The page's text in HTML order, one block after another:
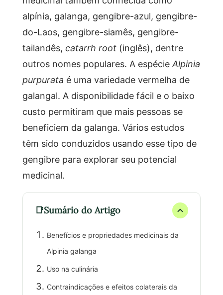
alpínia, galanga, gengibre-azul, gengibre-
do-Laos, gengibre-siamês, gengibre-
tailandês, catarrh root(inglês), dentre
outros nomes populares. A espécieAlpinia
purpurata é uma variedade vermelha de
galangal. A disponibilidade fácil e o baixo
custo permitiram que mais pessoas se
beneficiem da galanga. Vários estudos
têm sido conduzidos usando esse tipo de
gengibre para explorar seu potencial
medicinal.
Sumário do Artigo
Benefícios e propriedades medicinais da
Alpinia galanga
Uso na culinária
Contraindicações e efeitos colaterais da